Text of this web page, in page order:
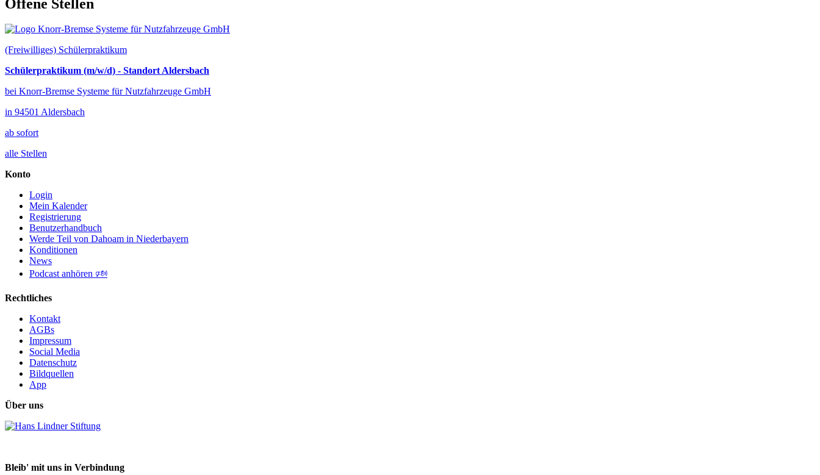
Offene Stellen
(Freiwilliges) Schülerpraktikum
Schülerpraktikum (m/w/d) - Standort Aldersbach
bei Knorr-Bremse Systeme für Nutzfahrzeuge GmbH
in 94501 Aldersbach
ab sofort
alle Stellen
Konto
Login
Mein Kalender
Registrierung
Benutzerhandbuch
Werde Teil von Dahoam in Niederbayern
Konditionen
News
Podcast anhören 🕬
Rechtliches
Kontakt
AGBs
Impressum
Social Media
Datenschutz
Bildquellen
App
Über uns
Bleib' mit uns in Verbindung